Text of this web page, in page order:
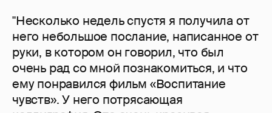
"Несколько недель спустя я получила от
него небольшое послание, написанное от
руки, в котором он говорил, что был
очень рад со мной познакомиться, и что
ему понравился фильм «Воспитание
чувств». У него потрясающая